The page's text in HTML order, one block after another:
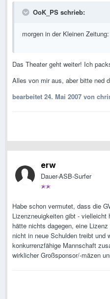
OoK_PS schrieb:
morgen in der Kleinen Zeitung:
Das Theater geht weiter! Ich
Alles von mir aus, aber bitte ned
bearbeitet 24. Mai 2007 von
erw
Dauer-ASB-Surfer
Habe schon vermutet, dass die
Lizenzneuigkeiten gibt -
hätte nichts dagegen, eine
nicht in neue Schulden treibt und
konkurrenzfähige Mannschaft
wirklicher Großsponsor/-mäzen